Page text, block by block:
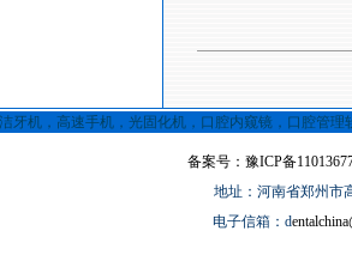
备案号：豫ICP备
地址：河南省郑州市
电子信箱：d